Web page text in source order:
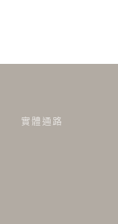
實體通路